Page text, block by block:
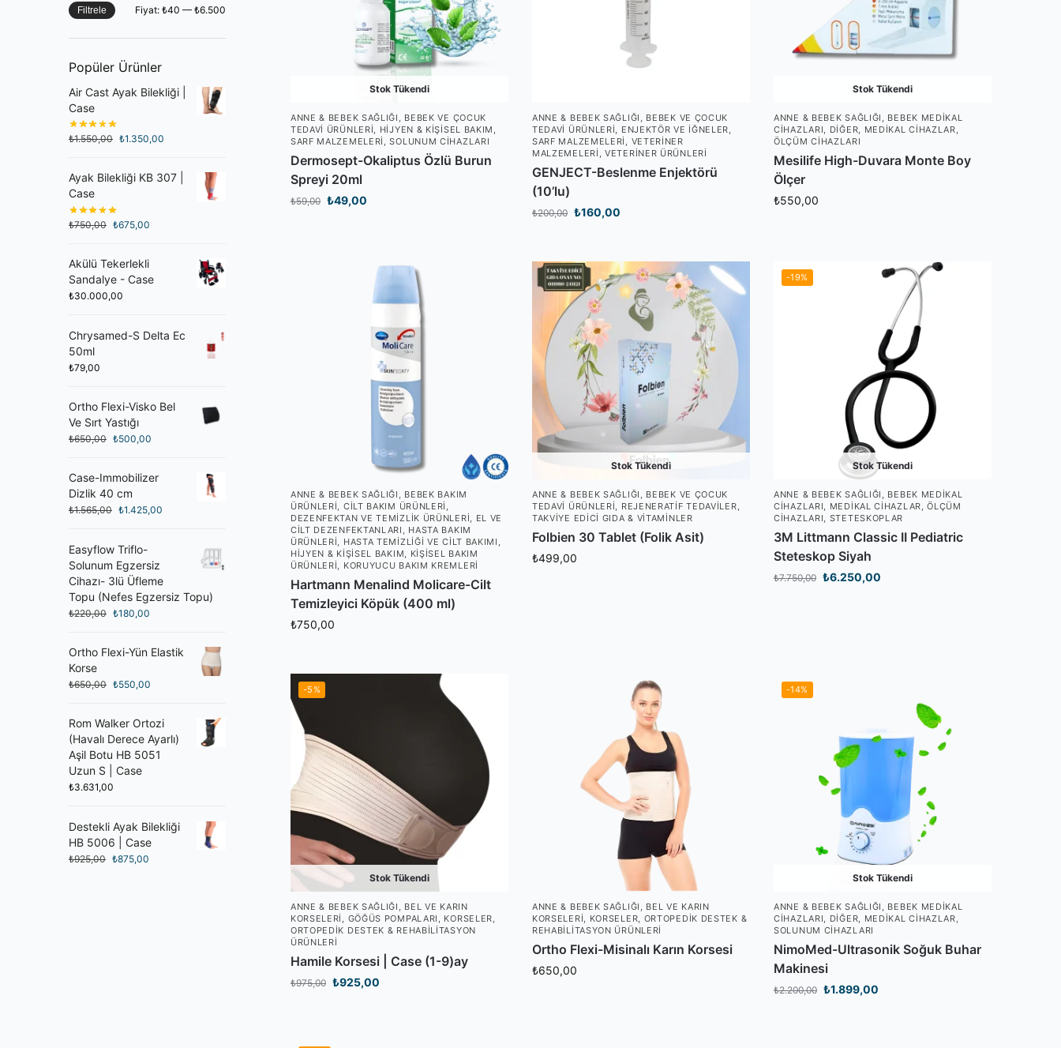
Stok Tükendi
ANNE & BEBEK SAĞLIĞI , BEBEK VE ÇOCUK
TEDAVI ÜRÜNLERI, HIJYEN & KIŞISEL BAKIM ,
SARF MALZEMELERI ,SOLUNUM CIHAZLARI
Dermosept-Okaliptus Özlü Burun
Spreyi 20ml
₺59,00 ₺49,00
ANNE & BEBEK SAĞLIĞI , BEBEK VE ÇOCUK
TEDAVI ÜRÜNLERI, ENJEKTÖR VE İĞNELER,
SARF MALZEMELERI , VETERINER
MALZEMELERI ,VETERINER ÜRÜNLERI
GENJECT-Beslenme Enjektörü
(10’lu)
₺200,00 ₺160,00
Stok Tükendi
ANNE & BEBEK SAĞLIĞI , BEBEK MEDIKAL
CIHAZLARI, DIĞER, MEDIKAL CIHAZLAR,
ÖLÇÜM CIHAZLARI
Mesilife High-Duvara Monte Boy
Ölçer
₺550,00
ANNE & BEBEK SAĞLIĞI , BEBEK BAKIM
ÜRÜNLERI, CILT BAKIM ÜRÜNLERI ,
DEZENFEKTAN VE TEMIZLIK ÜRÜNLERI, EL VE
CILT DEZENFEKTANLARI , HASTA BAKIM
ÜRÜNLERI, HASTA TEMIZLIĞI VE CILT BAKIMI ,
HIJYEN & KIŞISEL BAKIM, KIŞISEL BAKIM
ÜRÜNLERI, KORUYUCU BAKIM KREMLERI
Hartmann Menalind Molicare-Cilt
Temizleyici Köpük (400 ml)
₺750,00
Stok Tükendi
ANNE & BEBEK SAĞLIĞI , BEBEK VE ÇOCUK
TEDAVI ÜRÜNLERI, REJENERATIF TEDAVILER,
TAKVIYE EDICI GIDA & VITAMINLER
Folbien 30 Tablet (Folik Asit)
₺499,00
-19%
Stok Tükendi
ANNE & BEBEK SAĞLIĞI , BEBEK MEDIKAL
CIHAZLARI, MEDIKAL CIHAZLAR,ÖLÇÜM
CIHAZLARI, STETESKOPLAR
3M Littmann Classic II Pediatric
Steteskop Siyah
₺7.750,00 ₺6.250,00
-5%
Stok Tükendi
ANNE & BEBEK SAĞLIĞI , BEL VE KARIN
KORSELERI , GÖĞÜS POMPALARI , KORSELER,
ORTOPEDIK DESTEK & REHABILITASYON
ÜRÜNLERI
Hamile Korsesi | Case (1-9)ay
₺975,00 ₺925,00
ANNE & BEBEK SAĞLIĞI , BEL VE KARIN
KORSELERI, KORSELER, ORTOPEDIK DESTEK &
REHABILITASYON ÜRÜNLERI
Ortho Flexi-Misinalı Karın Korsesi
₺650,00
-14%
Stok Tükendi
ANNE & BEBEK SAĞLIĞI , BEBEK MEDIKAL
CIHAZLARI, DIĞER, MEDIKAL CIHAZLAR,
SOLUNUM CIHAZLARI
NimoMed-Ultrasonik Soğuk Buhar
Makinesi
₺2.200,00 ₺1.899,00
Filtrele Fiyat: ₺40 — ₺6.500
Popüler Ürünler
Air Cast Ayak Bilekliği |
Case
₺1.550,00 ₺1.350,00
Ayak Bilekliği KB 307 |
Case
₺750,00 ₺675,00
Akülü Tekerlekli
Sandalye - Case
₺30.000,00
Chrysamed-S Delta Ec
50ml
₺79,00
Ortho Flexi-Visko Bel
Ve Sırt Yastığı
₺650,00 ₺500,00
Case-Immobilizer
Dizlik 40 cm
₺1.565,00 ₺1.425,00
Easyflow Triflo-
Solunum Egzersiz
Cihazı- 3lü Üfleme
Topu (Nefes Egzersiz Topu)
₺220,00 ₺180,00
Ortho Flexi-Yün Elastik
Korse
₺650,00 ₺550,00
Rom Walker Ortozi
(Havalı Derece Ayarlı)
Aşil Botu HB 5051
Uzun S | Case
₺3.631,00
Destekli Ayak Bilekliği
HB 5006 | Case
₺925,00 ₺875,00